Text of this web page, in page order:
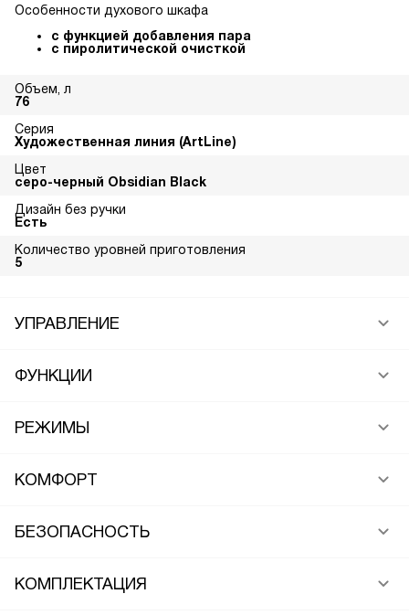
Особенности духового шкафа
с функцией добавления пара
с пиролитической очисткой
Объем, л
76
Серия
Художественная линия (ArtLine)
Цвет
серо-черный Obsidian Black
Дизайн без ручки
Есть
Количество уровней приготовления
5
УПРАВЛЕНИЕ
ФУНКЦИИ
РЕЖИМЫ
КОМФОРТ
БЕЗОПАСНОСТЬ
КОМПЛЕКТАЦИЯ